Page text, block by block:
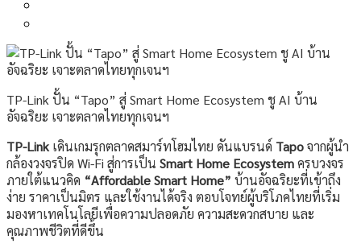
TP-Link ปั้น “Tapo” สู่ Smart Home Ecosystem ชู AI บ้าน
อัจฉริยะ เจาะตลาดไทยทุกเจนฯ
TP-Link เดินเกมรุกตลาดสมาร์ทโฮมไทย ดันแบรนด์ Tapoจากผู้นำ
กล้องวงจรปิด Wi-Fi สู่การเป็น Smart Home Ecosystemครบวงจร
ภายใต้แนวคิด “Affordable Smart Home” บ้านอัจฉริยะที่เข้าถึง
ง่าย ราคาเป็นมิตร และใช้งานได้จริง ตอบโจทย์ผู้บริโภคไทยที่เริ่ม
มองหาเทคโนโลยีเพื่อความปลอดภัย ความสะดวกสบาย และ
คุณภาพชีวิตที่ดีขึ้น